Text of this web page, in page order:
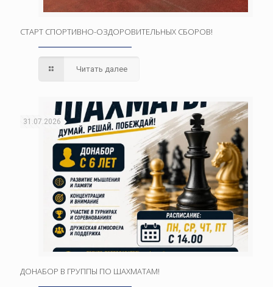
СТАРТ СПОРТИВНО-ОЗДОРОВИТЕЛЬНЫХ СБОРОВ!
Читать далее
31.07.2026
ДОНАБОР В ГРУППЫ ПО ШАХМАТАМ!